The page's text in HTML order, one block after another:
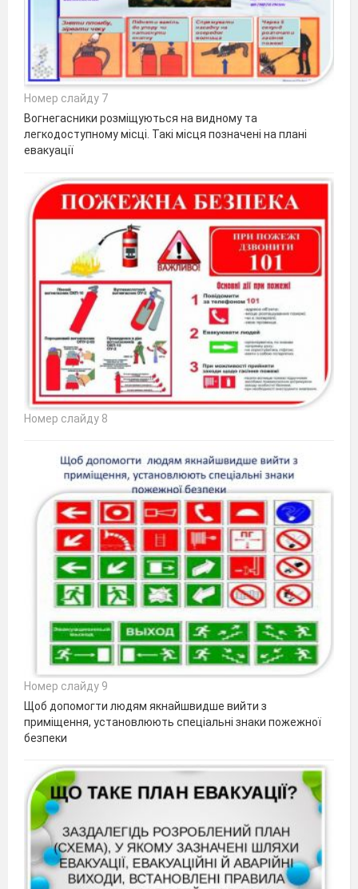
Номер слайду 7
Вогнегасники розміщуються на видному та
легкодоступному місці. Такі місця позначені на плані
евакуації
Номер слайду 8
Номер слайду 9
Щоб допомогти людям якнайшвидше вийти з
приміщення, установлюють спеціальні знаки пожежної
безпеки